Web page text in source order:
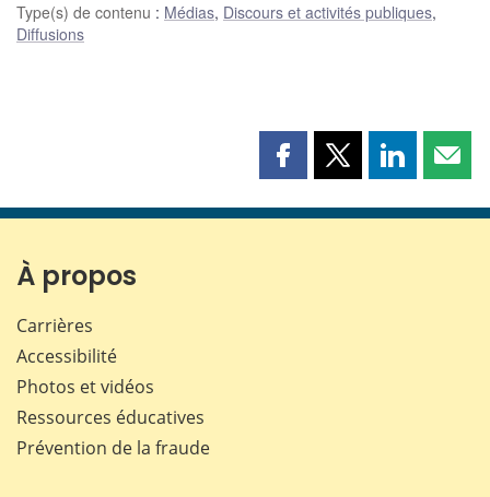
Type(s) de contenu : Médias, Discours et activités publiques,
Diffusions
Partager
page
Partager
page
Partager
page page
À propos
Carrières
Accessibilité
Photos et vidéos
Ressources éducatives
Prévention de la fraude